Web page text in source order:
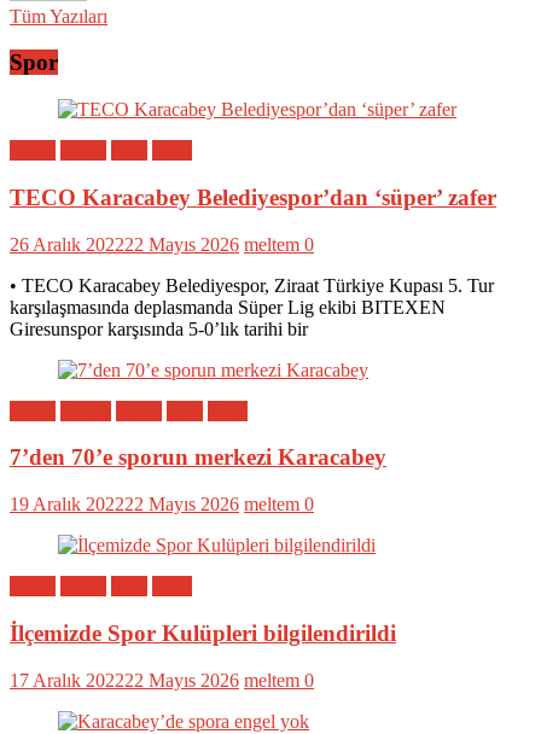
Tüm Yazıları
Spor
TECO Karacabey Belediyespor’dan ‘süper’ zafer
26 Aralık 202222 Mayıs 2026 meltem 0
• TECO Karacabey Belediyespor, Ziraat Türkiye Kupası 5. Tur
karşılaşmasında deplasmanda Süper Lig ekibi BITEXEN
Giresunspor karşısında 5-0’lık tarihi bir
7’den 70’e sporun merkezi Karacabey
19 Aralık 202222 Mayıs 2026 meltem 0
İlçemizde Spor Kulüpleri bilgilendirildi
17 Aralık 202222 Mayıs 2026 meltem 0